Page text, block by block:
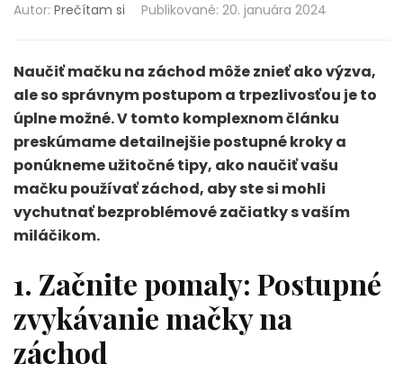
Autor: Prečítam si Publikované: 20. januára 2024
Naučiť mačku na záchod môže znieť ako výzva,
ale so správnym postupom a trpezlivosťou je to
úplne možné. V tomto komplexnom článku
preskúmame detailnejšie postupné kroky a
ponúkneme užitočné tipy, ako naučiť vašu
mačku používať záchod, aby ste si mohli
vychutnať bezproblémové začiatky s vaším
miláčikom.
1. Začnite pomaly: Postupné
zvykávanie mačky na
záchod